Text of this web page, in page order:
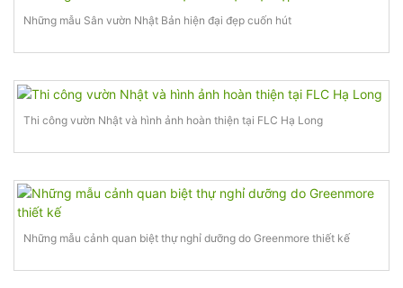
Những mẫu Sân vườn Nhật Bản hiện đại đẹp cuốn hút
Thi công vườn Nhật và hình ảnh hoàn thiện tại FLC Hạ Long
Những mẫu cảnh quan biệt thự nghỉ dưỡng do Greenmore thiết kế